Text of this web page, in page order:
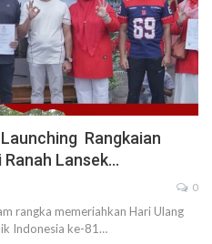
Rangkaian
Ranah Lansek…
0
rangka memeriahkan Hari Ulang
Indonesia ke-81…